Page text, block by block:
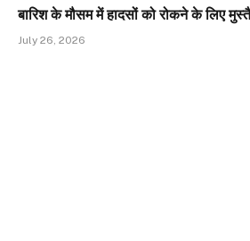
बारिश के मौसम में हादसों को रोकने के लिए
July 26, 2026